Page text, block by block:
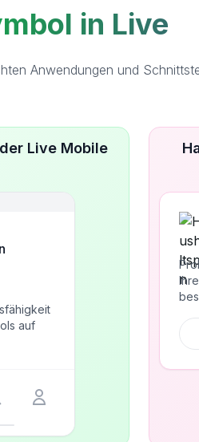
in Live
Anwendungen und
Live Mobile
auf